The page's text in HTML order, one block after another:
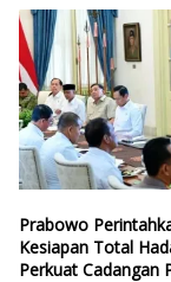
Prabowo
Kesiapan Total
Perkuat Cadangan